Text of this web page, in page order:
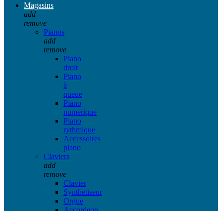
Magasins
add
remove
Pianos
add
remove
Piano
droit
Piano
à
queue
Piano
numerique
Piano
rythmique
Accessoires
piano
Claviers
add
remove
Clavier
Synthetiseur
Orgue